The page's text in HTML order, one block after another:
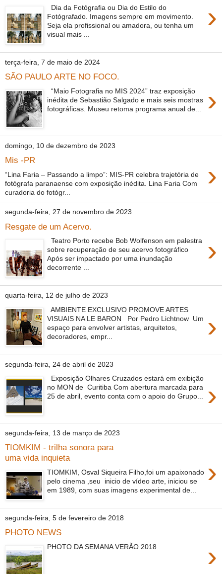
›
Dia da Fotógrafia ou Dia do Estilo do
Fotógrafado. Imagens sempre em movimento.
Seja ela profissional ou amadora, ou tenha um
visual mais ...
terça-feira, 7 de maio de 2024
SÃO PAULO ARTE NO FOCO.
›
“Maio Fotografia no MIS 2024” traz exposição
inédita de Sebastião Salgado e mais seis mostras
fotográficas. Museu retoma programa anual de...
domingo, 10 de dezembro de 2023
Mis -PR ›
“Lina Faria – Passando a limpo”: MIS-PR celebra trajetória de
fotógrafa paranaense com exposição inédita. Lina Faria Com
curadoria do fotógr...
segunda-feira, 27 de novembro de 2023
Resgate de um Acervo.
›
Teatro Porto recebe Bob Wolfenson em palestra
sobre recuperação de seu acervo fotográfico
Após ser impactado por uma inundação
decorrente ...
quarta-feira, 12 de julho de 2023
›
AMBIENTE EXCLUSIVO PROMOVE ARTES
VISUAIS NA LE BARON Por Pedro Lichtnow Um
espaço para envolver artistas, arquitetos,
decoradores, empr...
segunda-feira, 24 de abril de 2023
›
Exposição Olhares Cruzados estará em exibição
no MON de Curitiba Com abertura marcada para
25 de abril, evento conta com o apoio do Grupo...
segunda-feira, 13 de março de 2023
TIOMKIM - trilha sonora para
uma vida inquieta
›
TIOMKIM, Osval Siqueira Filho,foi um apaixonado
pelo cinema ,seu inicio de vídeo arte, iniciou se
em 1989, com suas imagens experimental de...
segunda-feira, 5 de fevereiro de 2018
PHOTO NEWS
›
PHOTO DA SEMANA VERÃO 2018